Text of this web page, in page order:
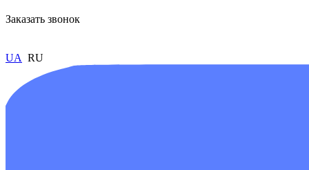
Заказать звонок
UA RU